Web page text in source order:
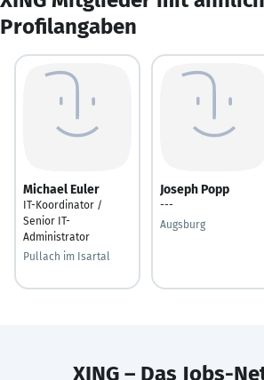
Profilangaben
Michael Euler
IT-Koordinator /
Senior IT-
Administrator
Pullach im Isartal
Joseph Popp
---
Augsburg
XING – Das Jobs-